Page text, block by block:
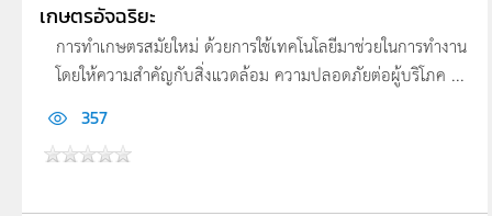
เกษตรอัจฉริยะ
การทำเกษตรสมัยใหม่ ด้วยการใช้เทคโนโลยีมาช่วยในการทำงาน
โดยให้ความสำคัญกับสิ่งแวดล้อม ความปลอดภัยต่อผู้บริโภค ...
357